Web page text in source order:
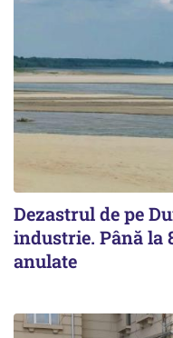
Dezastrul de pe
industrie. Până la
anulate